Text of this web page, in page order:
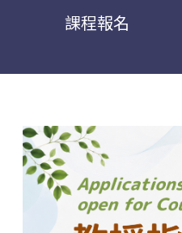
課程報名